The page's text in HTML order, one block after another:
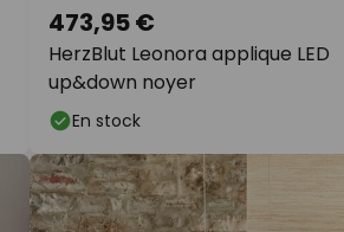
HerzBlut Leonora applique LED
up&down noyer
473,95 €
En stock